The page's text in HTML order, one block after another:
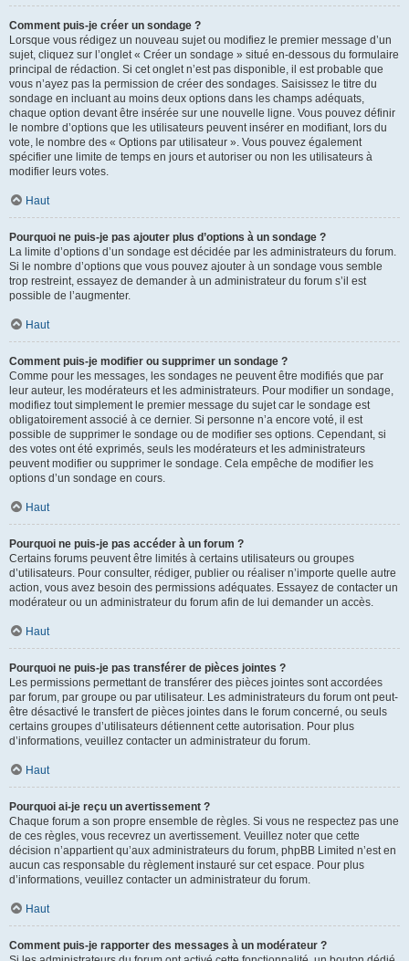
Comment puis-je créer un sondage ?
Lorsque vous rédigez un nouveau sujet ou modifiez le premier message d’un
sujet, cliquez sur l’onglet « Créer un sondage » situé en-dessous du formulaire
principal de rédaction. Si cet onglet n’est pas disponible, il est probable que
vous n’ayez pas la permission de créer des sondages. Saisissez le titre du
sondage en incluant au moins deux options dans les champs adéquats,
chaque option devant être insérée sur une nouvelle ligne. Vous pouvez définir
le nombre d’options que les utilisateurs peuvent insérer en modifiant, lors du
vote, le nombre des « Options par utilisateur ». Vous pouvez également
spécifier une limite de temps en jours et autoriser ou non les utilisateurs à
modifier leurs votes.
Haut
Pourquoi ne puis-je pas ajouter plus d’options à un sondage ?
La limite d’options d’un sondage est décidée par les administrateurs du forum.
Si le nombre d’options que vous pouvez ajouter à un sondage vous semble
trop restreint, essayez de demander à un administrateur du forum s’il est
possible de l’augmenter.
Haut
Comment puis-je modifier ou supprimer un sondage ?
Comme pour les messages, les sondages ne peuvent être modifiés que par
leur auteur, les modérateurs et les administrateurs. Pour modifier un sondage,
modifiez tout simplement le premier message du sujet car le sondage est
obligatoirement associé à ce dernier. Si personne n’a encore voté, il est
possible de supprimer le sondage ou de modifier ses options. Cependant, si
des votes ont été exprimés, seuls les modérateurs et les administrateurs
peuvent modifier ou supprimer le sondage. Cela empêche de modifier les
options d’un sondage en cours.
Haut
Pourquoi ne puis-je pas accéder à un forum ?
Certains forums peuvent être limités à certains utilisateurs ou groupes
d’utilisateurs. Pour consulter, rédiger, publier ou réaliser n’importe quelle autre
action, vous avez besoin des permissions adéquates. Essayez de contacter un
modérateur ou un administrateur du forum afin de lui demander un accès.
Haut
Pourquoi ne puis-je pas transférer de pièces jointes ?
Les permissions permettant de transférer des pièces jointes sont accordées
par forum, par groupe ou par utilisateur. Les administrateurs du forum ont peut-
être désactivé le transfert de pièces jointes dans le forum concerné, ou seuls
certains groupes d’utilisateurs détiennent cette autorisation. Pour plus
d’informations, veuillez contacter un administrateur du forum.
Haut
Pourquoi ai-je reçu un avertissement ?
Chaque forum a son propre ensemble de règles. Si vous ne respectez pas une
de ces règles, vous recevrez un avertissement. Veuillez noter que cette
décision n’appartient qu’aux administrateurs du forum, phpBB Limited n’est en
aucun cas responsable du règlement instauré sur cet espace. Pour plus
d’informations, veuillez contacter un administrateur du forum.
Haut
Comment puis-je rapporter des messages à un modérateur ?